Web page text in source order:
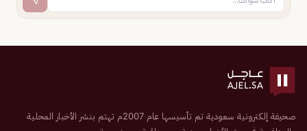
صحيفة إلكترونية سعودية تم تأسيسها عام 2007م تهتم بنشر الأخبار المحلية